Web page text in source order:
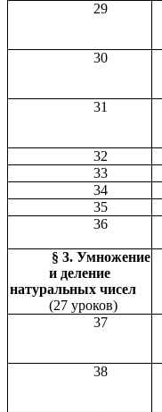
29
30
31
32
33
34
35
36
§ 3. Умножение
и деление
натуральных чисел
(27 уроков)
37
38